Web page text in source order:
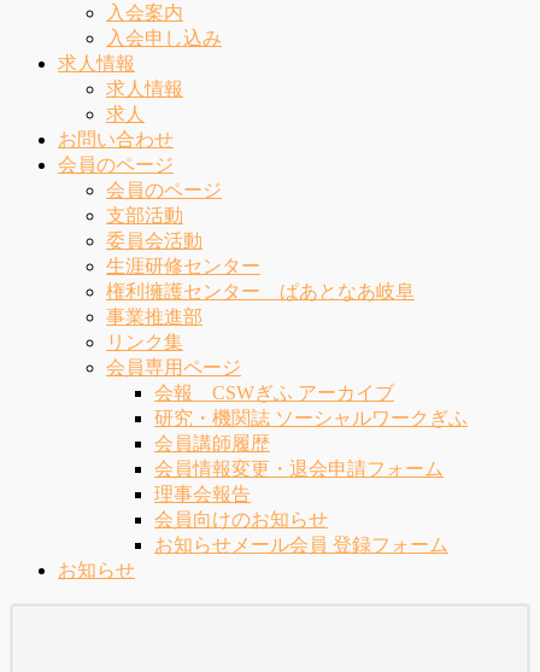
入会案内
入会申し込み
求人情報
求人情報
求人
お問い合わせ
会員のページ
会員のページ
支部活動
委員会活動
生涯研修センター
権利擁護センター ぱあとなあ岐阜
事業推進部
リンク集
会員専用ページ
会報 CSWぎふ アーカイブ
研究・機関誌 ソーシャルワークぎふ
会員講師履歴
会員情報変更・退会申請フォーム
理事会報告
会員向けのお知らせ
お知らせメール会員 登録フォーム
お知らせ